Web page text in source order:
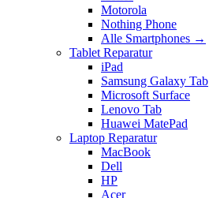
Motorola
Nothing Phone
Alle Smartphones →
Tablet Reparatur
iPad
Samsung Galaxy Tab
Microsoft Surface
Lenovo Tab
Huawei MatePad
Laptop Reparatur
MacBook
Dell
HP
Acer